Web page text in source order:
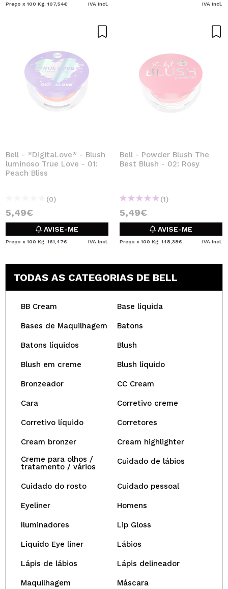
Preço x 100 Kg: 107,54€ IVA Incl. IVA Incl.
Bell - *DigitaLove* - Blush
luminoso True Love - 01:
Peach Bliss
(0)
5,49€
AVISE-ME
Preço x 100 Kg: 161,47€ IVA Incl.
Bell - Powder Blush The
Best Blush - 02: Rosy
(1)
5,49€
AVISE-ME
Preço x 100 Kg: 148,38€ IVA Incl.
TODAS AS CATEGORIAS DE BELL
BB Cream Base líquida
Bases de Maquilhagem Batons
Batons líquidos Blush
Blush em creme Blush líquido
Bronzeador CC Cream
Cara Corretivo creme
Corretivo líquido Corretores
Cream bronzer
Cream highlighter
Creme para olhos /
tratamento / vários
Cuidado de lábios
Cuidado do rosto Cuidado pessoal
Eyeliner Homens
Iluminadores Lip Gloss
Liquido Eye liner Lábios
Lápis de lábios Lápis delineador
Maquilhagem Máscara